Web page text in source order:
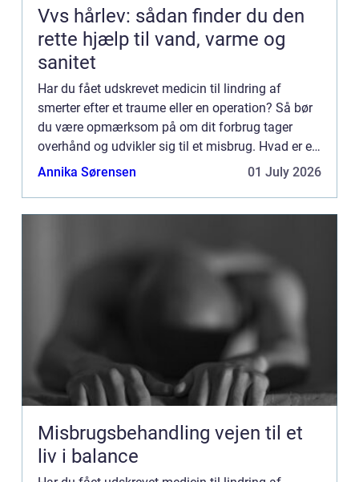
Vvs hårlev: sådan finder du den
rette hjælp til vand, varme og
sanitet
Har du fået udskrevet medicin til lindring af
smerter efter et traume eller en operation? Så bør
du være opmærksom på om dit forbrug tager
overhånd og udvikler sig til et misbrug. Hvad er et
misbrug? Måske er du i tvivl om hvorvidt du har
Annika Sørensen 01 July 2026
Misbrugsbehandling vejen til et
liv i balance